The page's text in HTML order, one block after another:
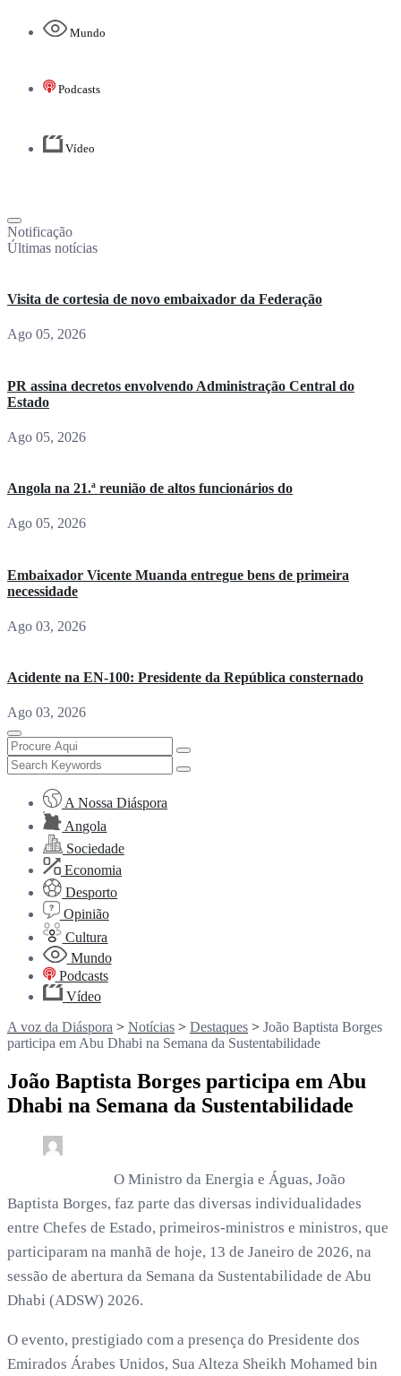
Mundo
Podcasts
Vídeo
Notificação
Últimas notícias
Visita de cortesia de novo embaixador da Federação
Ago 05, 2026
PR assina decretos envolvendo Administração Central do
Estado
Ago 05, 2026
Angola na 21.ª reunião de altos funcionários do
Ago 05, 2026
Embaixador Vicente Muanda entregue bens de primeira
necessidade
Ago 03, 2026
Acidente na EN-100: Presidente da República consternado
Ago 03, 2026
A Nossa Diáspora
Angola
Sociedade
Economia
Desporto
Opinião
Cultura
Mundo
Podcasts
Vídeo
A voz da Diáspora > Notícias > Destaques > João Baptista Borges
participa em Abu Dhabi na Semana da Sustentabilidade
João Baptista Borges participa em Abu
Dhabi na Semana da Sustentabilidade
O Ministro da Energia e Águas, João
Baptista Borges, faz parte das diversas individualidades
entre Chefes de Estado, primeiros-ministros e ministros, que
participaram na manhã de hoje, 13 de Janeiro de 2026, na
sessão de abertura da Semana da Sustentabilidade de Abu
Dhabi (ADSW) 2026.
O evento, prestigiado com a presença do Presidente dos
Emirados Árabes Unidos, Sua Alteza Sheikh Mohamed bin